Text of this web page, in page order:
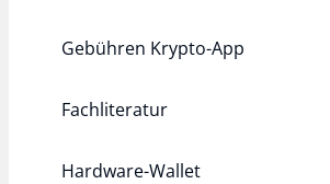
Gebühren Krypto-App
Fachliteratur
Hardware-Wallet